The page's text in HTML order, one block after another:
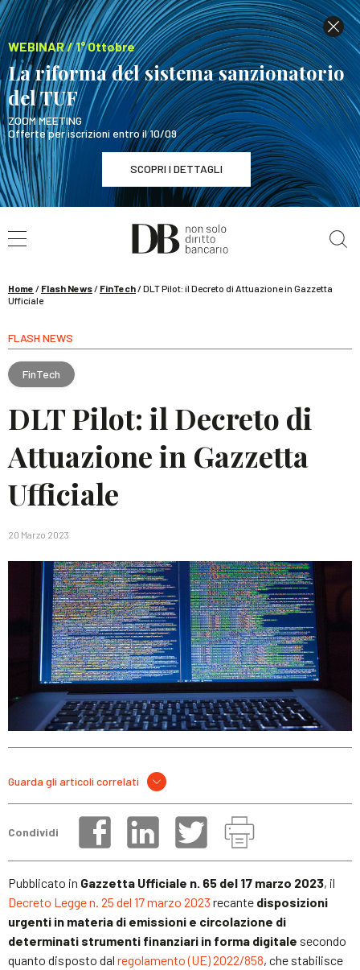
WEBINAR / 1° Ottobre
La riforma del sistema sanzionatorio
del TUF
ZOOM MEETING
Offerte per iscrizioni entro il 10/09
SCOPRI I DETTAGLI
WEBINAR / 1° Ottobre
La riforma del sistema sanzionatorio del TUF
Home / Flash News/ FinTech/DLT Pilot: il Decreto di Attuazione in Gazzetta
Ufficiale
FLASH NEWS
FinTech
DLT Pilot: il Decreto di
Attuazione in Gazzetta
Ufficiale
20 Marzo 2023
Guarda gli articoli correlati
Condividi
Pubblicato in Gazzetta Ufficiale n. 65 del 17 marzo 2023, il
Decreto Legge n. 25 del 17 marzo 2023 recante disposizioni
urgenti in materia di emissioni e circolazione di
determinati strumenti finanziari in forma digitale secondo
quanto disposto dal regolamento (UE) 2022/858, che stabilisce